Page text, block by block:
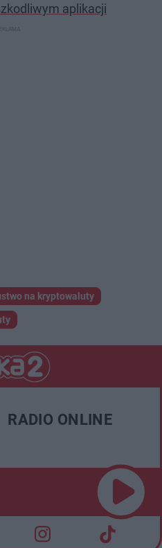
aplikacji
na kryptowaluty
RADIO ONLINE